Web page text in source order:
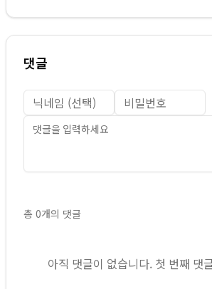
댓글
총 0개의 댓글
아직 댓글이 없습니다. 첫 번째 댓